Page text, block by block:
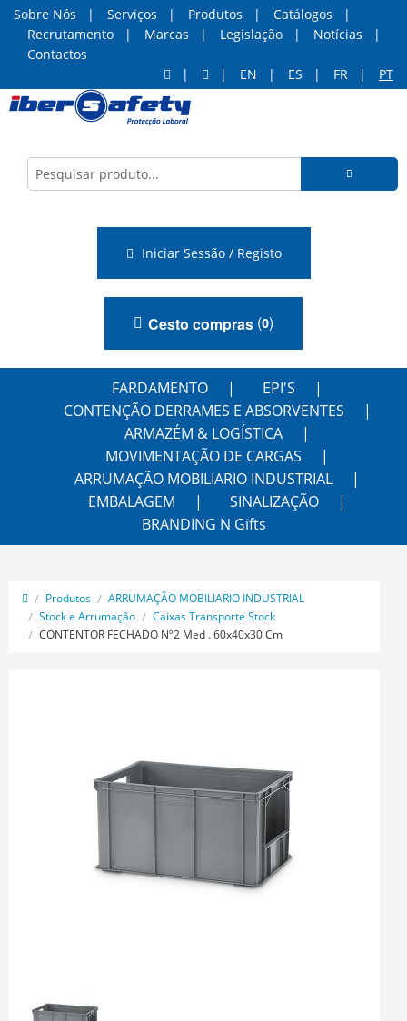
Sobre Nós Serviços Produtos
Catálogos
Recrutamento
Marcas Legislação
Notícias
Contactos
EN
ES FR PT
Iniciar Sessão / Registo
Cesto compras (0)
FARDAMENTO
EPI'S
CONTENÇÃO DERRAMES E ABSORVENTES
ARMAZÉM & LOGÍSTICA
MOVIMENTAÇÃO DE CARGAS
ARRUMAÇÃO MOBILIARIO INDUSTRIAL
EMBALAGEM
SINALIZAÇÃO
BRANDING N Gifts
Produtos
ARRUMAÇÃO MOBILIARIO INDUSTRIAL
Stock e Arrumação
Caixas Transporte Stock
CONTENTOR FECHADO Nº2 Med . 60x40x30 Cm